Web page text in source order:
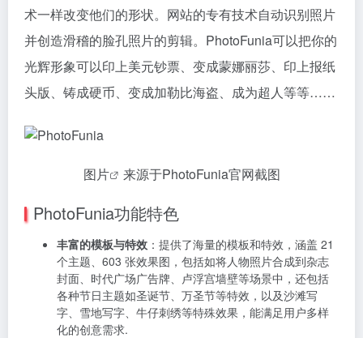
术一样改变他们的形状。网站的专有技术自动识别照片
并创造滑稽的脸孔照片的剪辑。PhotoFunia可以把你的
光辉形象可以印上美元钞票、变成蒙娜丽莎、印上报纸
头版、铸成硬币、变成加勒比海盗、成为超人等等……
图片 来源于PhotoFunia官网截图
PhotoFunia功能特色
丰富的模板与特效 ：提供了海量的模板和特效，涵盖 21
个主题、603 张效果图，包括如将人物照片合成到杂志
封面、时代广场广告牌、卢浮宫墙壁等场景中，还包括
各种节日主题如圣诞节、万圣节等特效，以及沙滩写
字、雪地写字、牛仔刺绣等特殊效果，能满足用户多样
化的创意需求.